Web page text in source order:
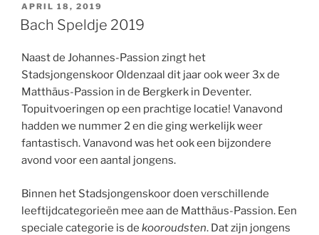
GEPLAATST
OP
APRIL 18, 2019
Bach Speldje 2019
Naast de Johannes-Passion zingt het
Stadsjongenskoor Oldenzaal dit jaar ook weer 3x de
Matthäus-Passion in de Bergkerk in Deventer.
Topuitvoeringen op een prachtige locatie! Vanavond
hadden we nummer 2 en die ging werkelijk weer
fantastisch. Vanavond was het ook een bijzondere
avond voor een aantal jongens.
Binnen het Stadsjongenskoor doen verschillende
leeftijdcategorieën mee aan de Matthäus-Passion. Een
speciale categorie is de kooroudsten. Dat zijn jongens